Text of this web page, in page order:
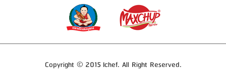
Copyright © 2015 Ichef. All Right Reserved.